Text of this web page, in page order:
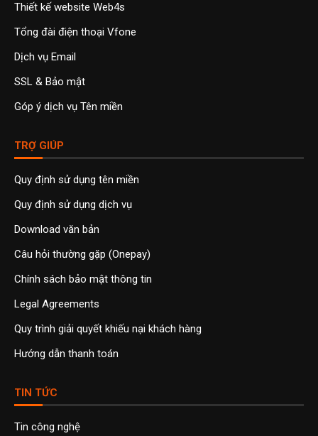
Thiết kế website Web4s
Tổng đài điện thoại Vfone
Dịch vụ Email
SSL & Bảo mật
Góp ý dịch vụ Tên miền
TRỢ GIÚP
Quy định sử dụng tên miền
Quy định sử dụng dịch vụ
Download văn bản
Câu hỏi thường gặp (Onepay)
Chính sách bảo mật thông tin
Legal Agreements
Quy trình giải quyết khiếu nại khách hàng
Hướng dẫn thanh toán
TIN TỨC
Tin công nghệ